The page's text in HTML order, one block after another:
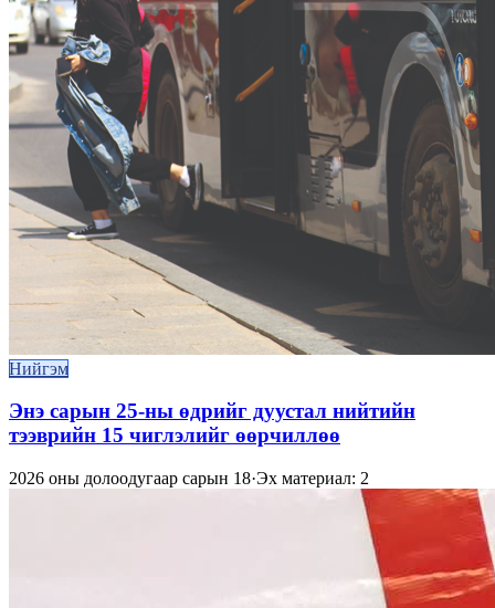
Нийгэм
Энэ сарын 25-ны өдрийг дуустал нийтийн
тээврийн 15 чиглэлийг өөрчиллөө
2026 оны долоодугаар сарын 18·Эх материал: 2